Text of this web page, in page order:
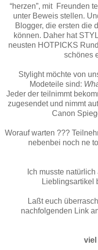
“herzen”, mit Freunden
unter Beweis stellen.
Blogger, die ersten die
können. Daher hat
neusten HOTPICKS
schönes
Stylight möchte von
Modeteile sind:
Jeder der teilnimmt
zugesendet und nimmt
Canon
Worauf warten ???
nebenbei noch ne
Ich musste
Lieblingsartikel
Laßt euch
nachfolgenden Link
viel